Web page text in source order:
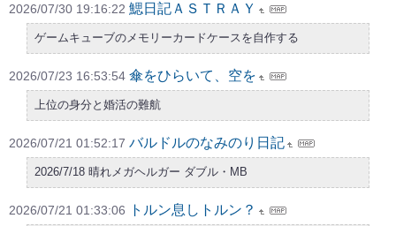
2026/07/30 19:16:22 鰓日記ＡＳＴＲＡＹ
ゲームキューブのメモリーカードケースを自作する
2026/07/23 16:53:54 傘をひらいて、空を
上位の身分と婚活の難航
2026/07/21 01:52:17 バルドルのなみのり日記
2026/7/18 晴れメガヘルガー ダブル・MB
2026/07/21 01:33:06 トルン息しトルン？